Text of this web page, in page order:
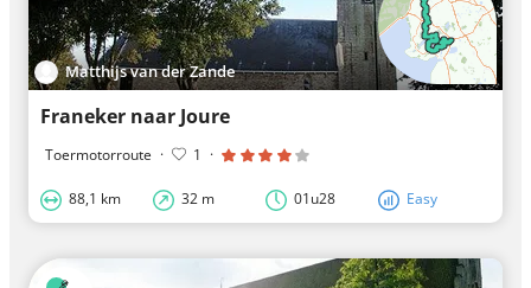
Matthijs van der Zande
Franeker naar Joure
Toermotorroute · 1 ·
88,1 km 32 m 01u28 Easy